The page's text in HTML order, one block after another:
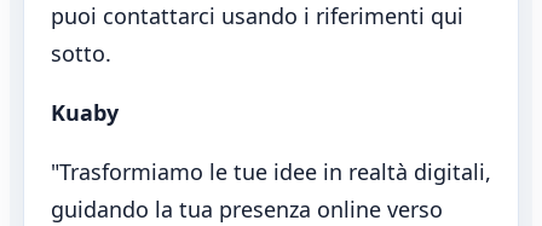
puoi contattarci usando i riferimenti qui
sotto.
Kuaby
"Trasformiamo le tue idee in realtà digitali,
guidando la tua presenza online verso